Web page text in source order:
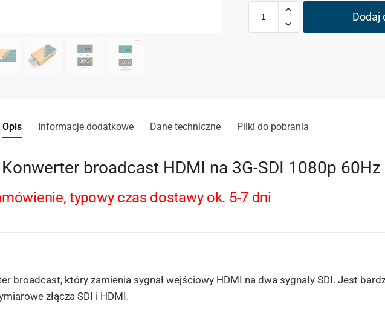
Dodaj
Opis Informacje dodatkowe Dane techniczne Pliki do pobrania
broadcast HDMI na 3G-SDI 1080p 60Hz
typowy czas dostawy ok. 5-7 dni
broadcast, który zamienia sygnał wejściowy HDMI na dwa sygnały SDI. Jest
złącza SDI i HDMI.